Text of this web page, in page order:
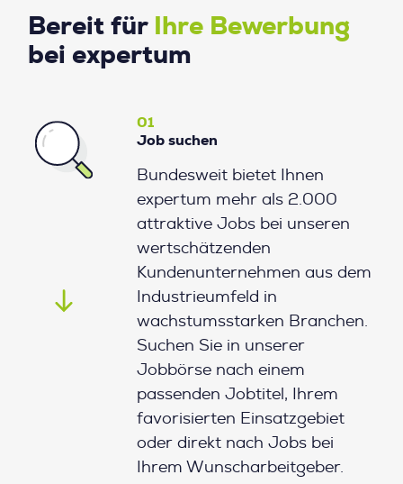
Bereit für
Ihre Bewerbung
bei expertum
01
Job suchen
Bundesweit bietet Ihnen
expertum mehr als 2.000
attraktive Jobs bei unseren
wertschätzenden
Kundenunternehmen aus dem
Industrieumfeld in
wachstumsstarken Branchen.
Suchen Sie in unserer
Jobbörse nach einem
passenden Jobtitel, Ihrem
favorisierten Einsatzgebiet
oder direkt nach Jobs bei
Ihrem Wunscharbeitgeber.